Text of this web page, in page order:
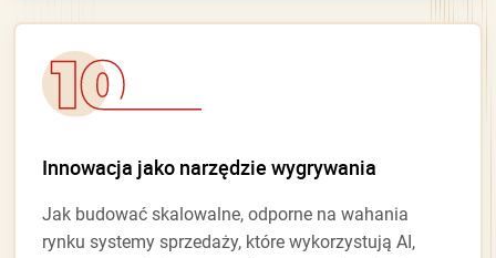
Innowacja jako narzędzie wygrywania
Jak budować skalowalne, odporne na wahania
rynku systemy sprzedaży, które wykorzystują AI,